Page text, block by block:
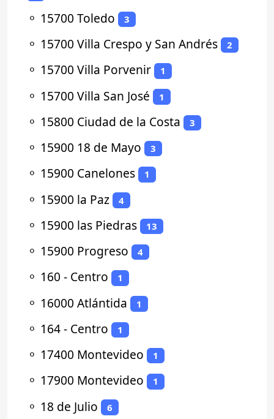
⚬ 15700 Toledo 3
⚬ 15700 Villa Crespo y San Andrés 2
⚬ 15700 Villa Porvenir 1
⚬ 15700 Villa San José 1
⚬ 15800 Ciudad de la Costa 3
⚬ 15900 18 de Mayo 3
⚬ 15900 Canelones 1
⚬ 15900 la Paz 4
⚬ 15900 las Piedras 13
⚬ 15900 Progreso 4
⚬ 160 - Centro 1
⚬ 16000 Atlántida 1
⚬ 164 - Centro 1
⚬ 17400 Montevideo 1
⚬ 17900 Montevideo 1
⚬ 18 de Julio 6